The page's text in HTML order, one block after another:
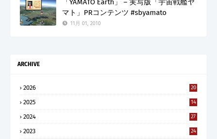
「YAMATO Earth」 – 実写版「宇宙戦艦ヤ
マト」PRコンテンツ #sbyamato
11月 01, 2010
ARCHIVE
2026 20
2025 14
2024 27
2023 24